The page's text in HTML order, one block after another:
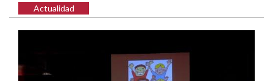
Actualidad